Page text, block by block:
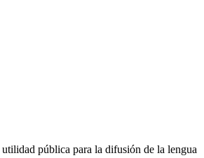
pública para la difusión de la lengua